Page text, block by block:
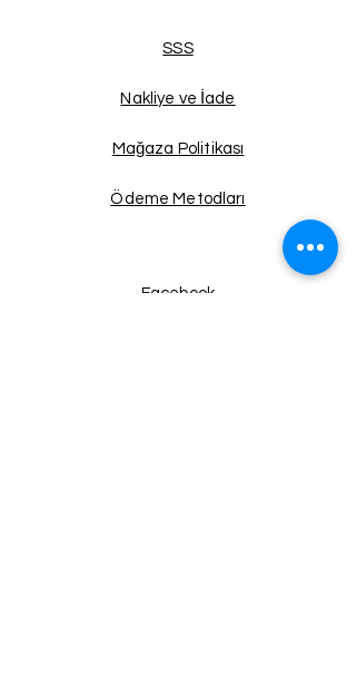
SSS
Nakliye ve İade
Mağaza Politikası
Ödeme Metodları
Facebook